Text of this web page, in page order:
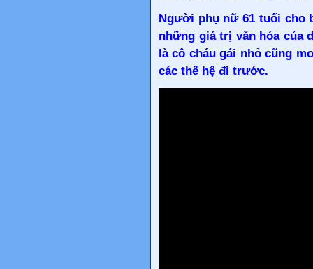
Người phụ nữ 61 tuổi cho
những giá trị văn hóa của
là cô cháu gái nhỏ cũng
các thế hệ đi trước.